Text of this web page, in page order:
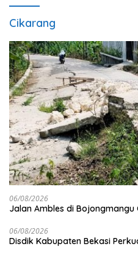
Cikarang
06/08/2026
Jalan Ambles di Bojongmangu
06/08/2026
Disdik Kabupaten Bekasi